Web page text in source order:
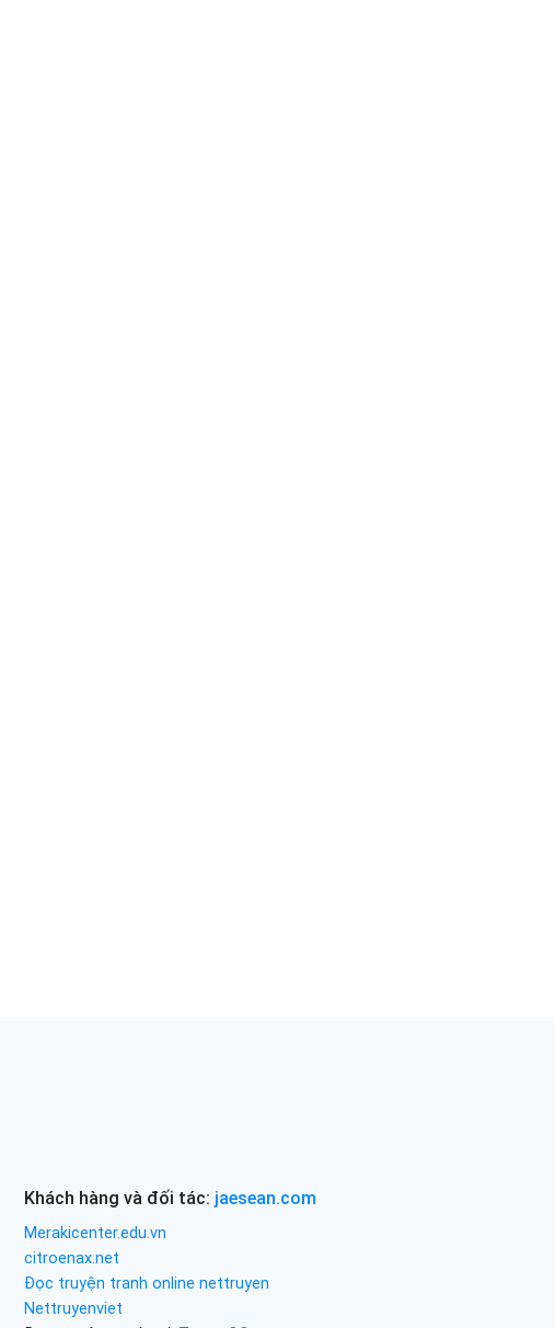
Khách hàng và đối tác: jaesean.com
Merakicenter.edu.vn
citroenax.net
Đọc truyện tranh online nettruyen
Nettruyenviet